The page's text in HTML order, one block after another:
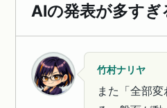
AIの発表が多すぎ
竹村ナリヤ
また「全部